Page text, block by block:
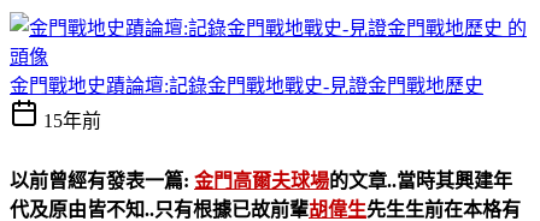
金門戰地史蹟論壇:記錄金門戰地戰史-見證金門戰地歷史
15年前
以前曾經有發表一篇: 金門高爾夫球場的文章..當時其興建年
代及原由皆不知..只有根據已故前輩胡偉生先生生前在本格有